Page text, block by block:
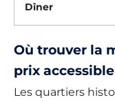
Dîner
Où trouver la
prix
Les quartiers